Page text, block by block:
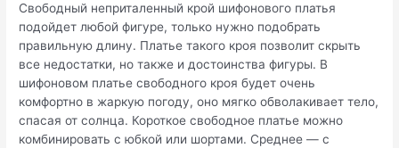
Свободный неприталенный крой шифонового платья
подойдет любой фигуре, только нужно подобрать
правильную длину. Платье такого кроя позволит скрыть
все недостатки, но также и достоинства фигуры. В
шифоновом платье свободного кроя будет очень
комфортно в жаркую погоду, оно мягко обволакивает тело,
спасая от солнца. Короткое свободное платье можно
комбинировать с юбкой или шортами. Среднее — с